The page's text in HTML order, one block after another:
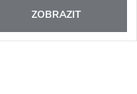
ZOBRAZIT